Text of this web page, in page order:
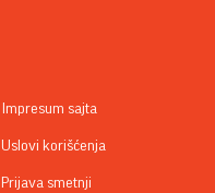
Impresum sajta
Uslovi korišćenja
Prijava smetnji